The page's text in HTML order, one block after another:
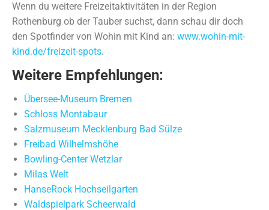
Wenn du weitere Freizeitaktivitäten in der Region
Rothenburg ob der Tauber suchst, dann schau dir doch
den Spotfinder von Wohin mit Kind an: www.wohin-mit-
kind.de/freizeit-spots.
Weitere Empfehlungen:
Übersee-Museum Bremen
Schloss Montabaur
Salzmuseum Mecklenburg Bad Sülze
Freibad Wilhelmshöhe
Bowling-Center Wetzlar
Milas Welt
HanseRock Hochseilgarten
Waldspielpark Scheerwald